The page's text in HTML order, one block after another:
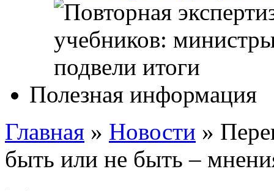
Полезная информация
Главная » Новости »
быть или не быть –